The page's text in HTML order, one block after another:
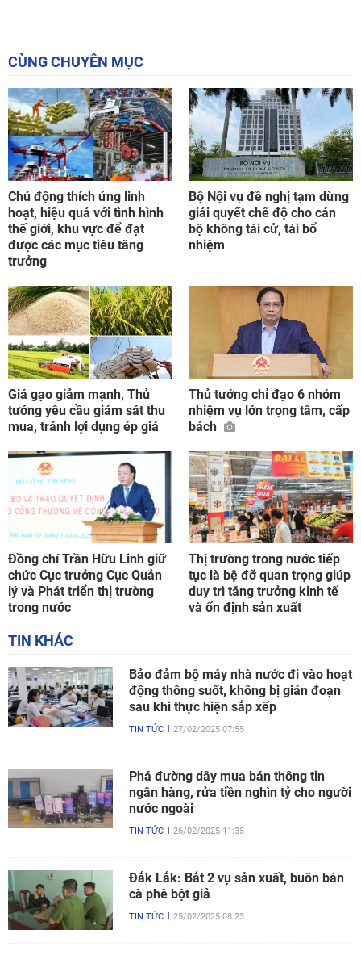
CÙNG CHUYÊN MỤC
Chủ động thích ứng linh
hoạt, hiệu quả với tình hình
thế giới, khu vực để đạt
được các mục tiêu tăng
trưởng
Bộ Nội vụ đề nghị tạm dừng
giải quyết chế độ cho cán
bộ không tái cử, tái bổ
nhiệm
Giá gạo giảm mạnh, Thủ
tướng yêu cầu giám sát thu
mua, tránh lợi dụng ép giá
Thủ tướng chỉ đạo 6 nhóm
nhiệm vụ lớn trọng tâm, cấp
bách
Đồng chí Trần Hữu Linh giữ
chức Cục trưởng Cục Quản
lý và Phát triển thị trường
trong nước
Thị trường trong nước tiếp
tục là bệ đỡ quan trọng giúp
duy trì tăng trưởng kinh tế
và ổn định sản xuất
TIN KHÁC
Bảo đảm bộ máy nhà nước đi vào hoạt
động thông suốt, không bị gián đoạn
sau khi thực hiện sắp xếp
TIN TỨC 27/02/2025 07:55
Phá đường dây mua bán thông tin
ngân hàng, rửa tiền nghìn tỷ cho người
nước ngoài
TIN TỨC 26/02/2025 11:35
Đắk Lắk: Bắt 2 vụ sản xuất, buôn bán
cà phê bột giả
TIN TỨC 25/02/2025 08:23